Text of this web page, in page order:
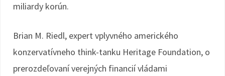
miliardy korún.
Brian M. Riedl, expert vplyvného amerického
konzervatívneho think-tanku Heritage Foundation, o
prerozdeľovaní verejných financií vládami